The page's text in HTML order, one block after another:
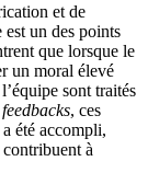
et de
est un des points
que lorsque le
un moral élevé
sont traités
feedbacks, ces
été accompli,
à